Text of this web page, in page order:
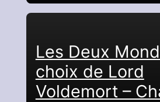
Les Deux
choix de Lord
Voldemort –